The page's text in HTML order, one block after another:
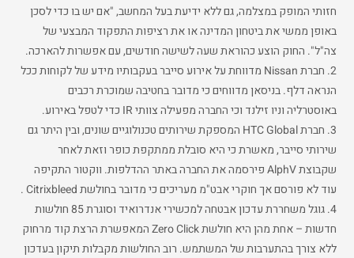
חזותי המופק במצלמה, גם ללא ידיעת בעל המחשב, "אם יש בו כדי לסכן
באופן ממשי את ביטחון המדינה או את רציפות התפקוד המבצעי של
צה"ל". החוק הוצע כהוראת שעה לשישה חודשים, עם אפשרות להארכה.
2. חברת Nissan מדווחת על אירוע סייבר בעקבותיו מידע של לקוחות ככל
הנראה דלף. בניסאן מדווחים כי מדובר בחטיבה שמוכרת רכבים
באוסטרליה וניו זילנד וכי החברה מפעילה צוותי IR כדי לטפל באירוע.
3. חברת HTC Global המספקת שירותים טכנולוגיים שונים, ובין היתר גם
שירותי סייבר, מאשרת כי היא סובלת ממתקפת כופר וזאת לאחר
שקבוצת AlphV פירסמה את החברה באתר ההדלפות. ווקטור התקיפה
עוד לא פורסם אך חוקרי אבט"מ מעריכים כי מדובר בחולשת Citrixbleed .
4. גוגל משחררת עדכון אבטחה למכשירי אנדרואיד וסוגרת 85 חולשות
חדשות – אחת מהן היא חולשת Zero Click המאפשרת הרצת קוד מרחוק
ללא צורך בהתערבות של המשתמש. רוב החולשות מקבלות תיקון בעדכון